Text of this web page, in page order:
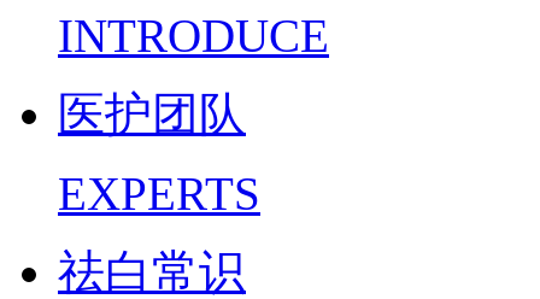
INTRODUCE
医护团队
EXPERTS
祛白常识